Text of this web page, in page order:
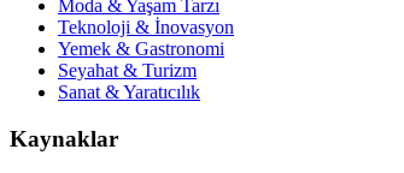
Moda & Yaşam Tarzı
Teknoloji & İnovasyon
Yemek & Gastronomi
Seyahat & Turizm
Sanat & Yaratıcılık
Kaynaklar